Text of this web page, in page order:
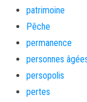
patrimoine
Pêche
permanence
personnes
persopolis
pertes